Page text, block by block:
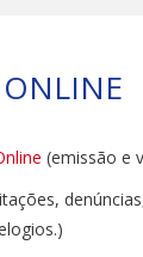
ONLINE
(emissão e